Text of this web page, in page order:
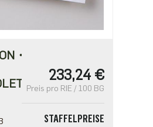
・
233,24 €
Preis pro RIE / 100 BG
STAFFELPREISE